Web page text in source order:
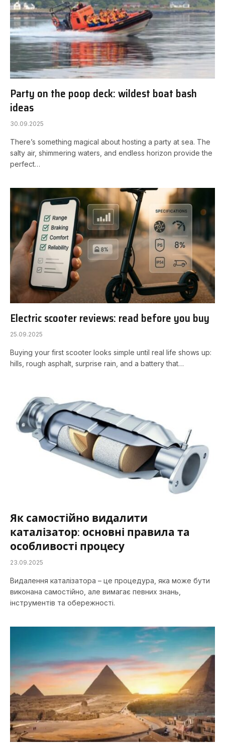
Party on the poop deck: wildest boat bash
ideas
30.09.2025
There’s something magical about hosting a party at sea. The
salty air, shimmering waters, and endless horizon provide the
perfect…
Electric scooter reviews: read before you buy
25.09.2025
Buying your first scooter looks simple until real life shows up:
hills, rough asphalt, surprise rain, and a battery that…
Як самостійно видалити
каталізатор: основні правила та
особливості процесу
23.09.2025
Видалення каталізатора – це процедура, яка може бути
виконана самостійно, але вимагає певних знань,
інструментів та обережності.